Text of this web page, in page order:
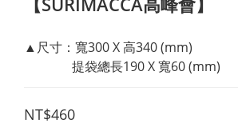
▲尺寸：寬300 X 高340 (mm)
               提袋總長190 X 寬60 (mm)
NT$460